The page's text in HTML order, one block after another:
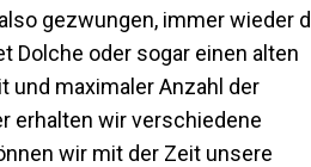
gezwungen, immer wieder
Dolche oder sogar einen alten
und maximaler Anzahl der
erhalten wir verschiedene
wir mit der Zeit unsere